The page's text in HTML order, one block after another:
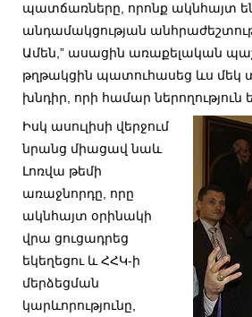
պատճառները, որոնք ակնհայտ
անդամակցության
Ամեն,” ասացին առաքելական
թղթակցին պատուհասեց ևս մեկ
խնդիր, որի համար ներողություն
Իսկ ասուլիսի վերջում
նրանց միացավ նաև
Լոռվա թեմի
առաջնորդը, որը
ակնհայտ օրինակի
վրա ցուցադրեց
եկեղեցու և ՀՀԿ-ի
մերձեցման
կարևորությունը,